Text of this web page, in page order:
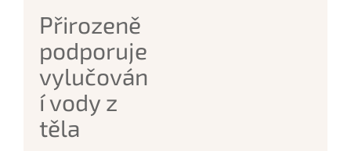
Přirozeně
podporuje
vylučován
í vody z
těla